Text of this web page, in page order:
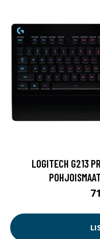
LOGITECH G213